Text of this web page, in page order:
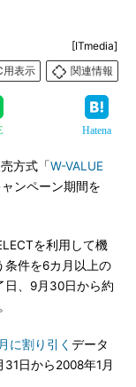
[ITmedia]
用表示
関連情報
Hatena
方式「W-VALUE
ンペーン期間を
を利用して機
条件を6カ月以上の
日、9月30日から約
に割り引く データ
日から2008年1月